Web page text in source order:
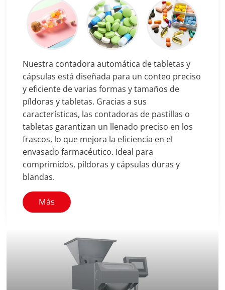
Nuestra contadora automática de tabletas y
cápsulas está diseñada para un conteo preciso
y eficiente de varias formas y tamaños de
píldoras y tabletas. Gracias a sus
características, las contadoras de pastillas o
tabletas garantizan un llenado preciso en los
frascos, lo que mejora la eficiencia en el
envasado farmacéutico. Ideal para
comprimidos, píldoras y cápsulas duras y
blandas.
Más